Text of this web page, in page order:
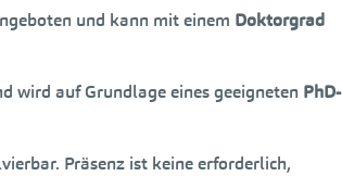
und kann mit einem Doktorgrad
wird auf Grundlage eines geeigneten PhD-
Präsenz ist keine erforderlich,